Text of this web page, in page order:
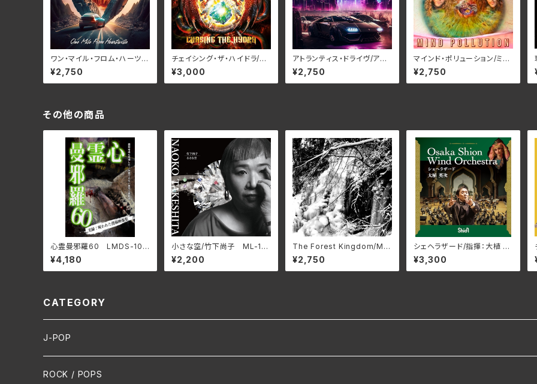
ワン・マイル・フロム・ハーツヴ
ィル/フローズン・レイン RBN
CD-1383
¥2,750
チェイシング・ザ・ハイドラ/ク
リムゾン・グローリー RBNC
D-1467(仕様:CD)
¥3,000
アトランティス・ドライヴ/アト
ランティス・ドライヴ RBNC
D-1406(仕様:CD)
¥2,750
マインド・ポリューション/ミス
テリー RBNCD-1401(仕様:
CD)
¥2,750
その他の商品
心霊曼邪羅60 LMDS-108
(仕様:DVD)
¥4,180
小さな空/竹下尚子 ML-10
48(仕様:CD)
¥2,200
The Forest Kingdom/Mol
och HMP-121(仕様:CD)
¥2,750
シェヘラザード/指揮：大植 英
次 吹奏楽：Osaka Shion Wi
nd Orchestra WKOS-01
6(仕様:CD)
¥3,300
CATEGORY
J-POP
HR/HM
ROCK / POPS